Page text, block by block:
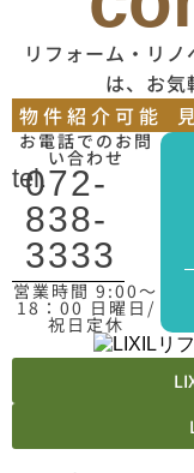
リフォーム・リ
は、お気
物件紹介可能
お電話でのお問
い合わせ
tel.
072-
838-
3333
営業時間 9:00〜
18：00 日曜日/
祝日定休